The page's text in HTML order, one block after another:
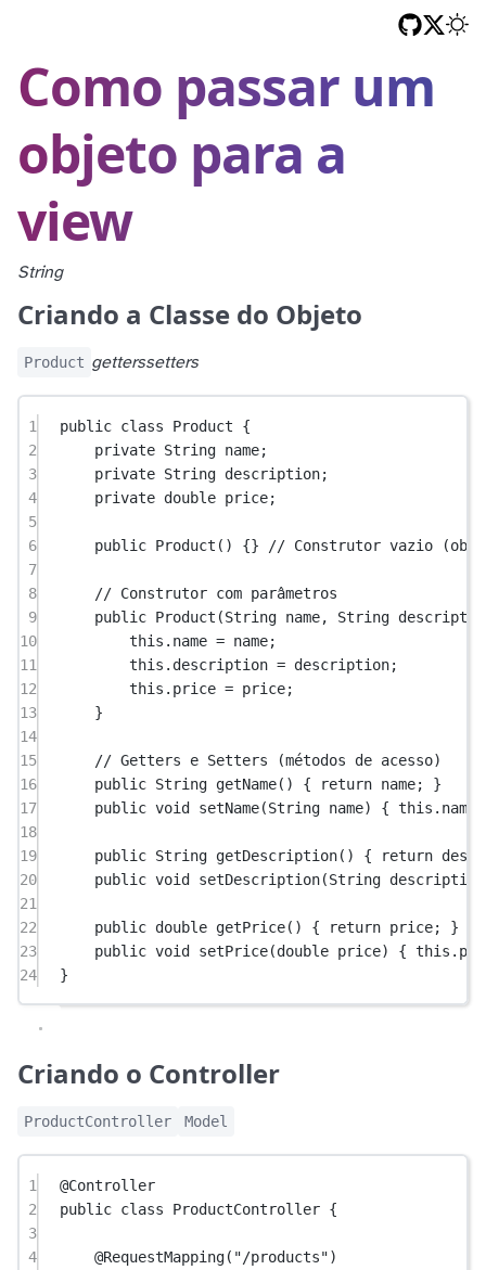
Como passar um
objeto para a
view
String
Criando a Classe do Objeto
Product getterssetters
1 public class Product {
2
private String name;
3
private String description;
4
private double price;
5
6
public Product () {}
// Construtor vazio
7
8
// Construtor com parâmetros
9
public Product (String name, String
10
this .name = name;
11
this .description = description;
12
this .price = price;
13
}
14
15
// Getters e Setters (métodos de acesso)
16
public String getName() { return name; }
17
public void setName(String name) { this .name
18
19
public String getDescription() { return
20
public void setDescription(String description
21
22
public double getPrice() { return price; }
23
public void setPrice(double price) { this
24
}
Criando o Controller
ProductController Model
1 @Controller
2
public class ProductController {
3
4
@RequestMapping( "/products")